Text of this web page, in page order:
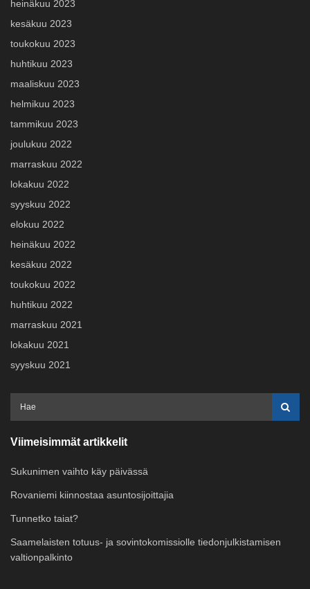
heinäkuu 2023
kesäkuu 2023
toukokuu 2023
huhtikuu 2023
maaliskuu 2023
helmikuu 2023
tammikuu 2023
joulukuu 2022
marraskuu 2022
lokakuu 2022
syyskuu 2022
elokuu 2022
heinäkuu 2022
kesäkuu 2022
toukokuu 2022
huhtikuu 2022
marraskuu 2021
lokakuu 2021
syyskuu 2021
Viimeisimmät artikkelit
Sukunimen vaihto käy päivässä
Rovaniemi kiinnostaa asuntosijoittajia
Tunnetko taiat?
Saamelaisten totuus- ja sovintokomissiolle tiedonjulkistamisen
valtionpalkinto